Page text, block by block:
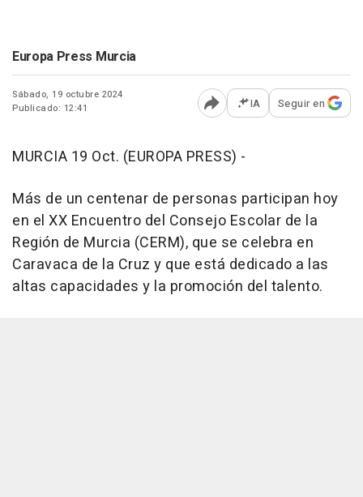
Europa Press Murcia
Sábado, 19 octubre 2024
Publicado: 12:41
Abrir opciones para
IA Seguir en
MURCIA 19 Oct. (EUROPA PRESS) -
Más de un centenar de personas participan hoy
en el XX Encuentro del Consejo Escolar de la
Región de Murcia (CERM), que se celebra en
Caravaca de la Cruz y que está dedicado a las
altas capacidades y la promoción del talento.